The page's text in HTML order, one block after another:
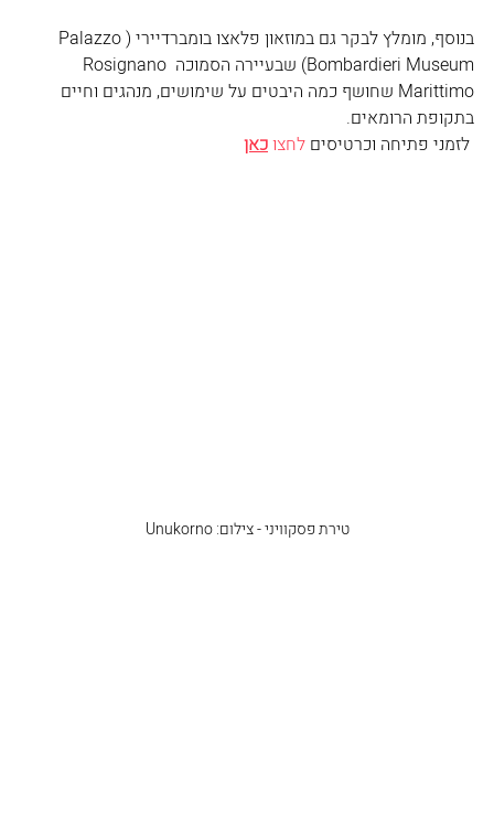
בנוסף, מומלץ לבקר גם במוזאון פלאצו בומברדיירי (Palazzo
Bombardieri Museum) שבעיירה הסמוכה Rosignano
Marittimo שחושף כמה היבטים על שימושים, מנהגים וחיים
בתקופת הרומאים.
לחצו כאן
טירת פסקוויני - צילום: Unukorno